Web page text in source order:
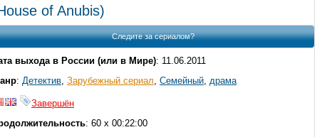
of Anubis)
Следите за сериалом?
выхода в России (или в Мире): 11.06.2011
: Детектив Зарубежный сериал Семейный драма
Завершён
: 60 x 00:22:00